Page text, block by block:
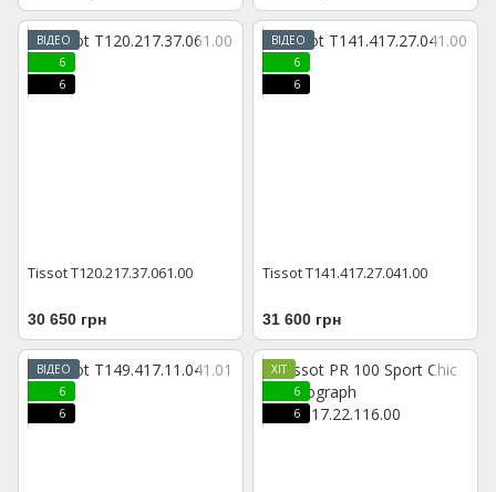
ВІДЕО
6
6
Tissot T120.217.37.061.00
30 650 грн
ВІДЕО
6
6
Tissot T141.417.27.041.00
31 600 грн
ВІДЕО
6
6
ХІТ
6
6